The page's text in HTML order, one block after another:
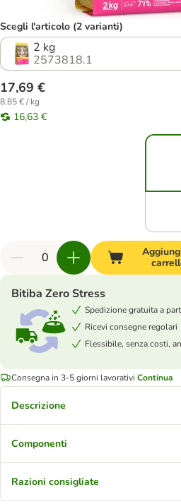
Scegli l'articolo (2 varianti)
2 kg
2573818.1
17,69 €
8,85 € / kg
16,63 €
Bitiba Zero Stress
Spedizione gratuita a
Ricevi consegne regolari
Flessibile, senza costi,
Consegna in 3-5 giorni lavorativi Continua
Descrizione
Componenti
Razioni consigliate